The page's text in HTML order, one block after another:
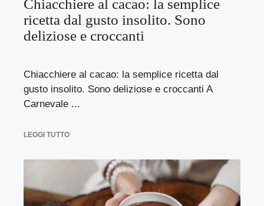
Chiacchiere al cacao: la semplice
ricetta dal gusto insolito. Sono
deliziose e croccanti
Chiacchiere al cacao: la semplice ricetta dal
gusto insolito. Sono deliziose e croccanti A
Carnevale ...
LEGGI TUTTO